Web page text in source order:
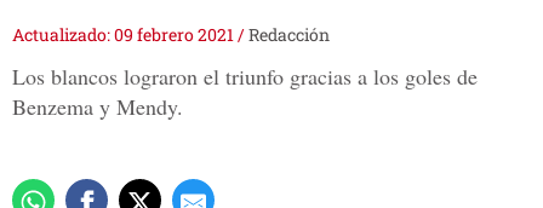
Actualizado: 09 febrero 2021/Redacción
Los blancos lograron el triunfo gracias a los goles de
Benzema y Mendy.